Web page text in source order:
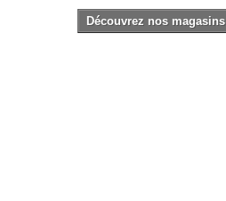
Découvrez nos magasins